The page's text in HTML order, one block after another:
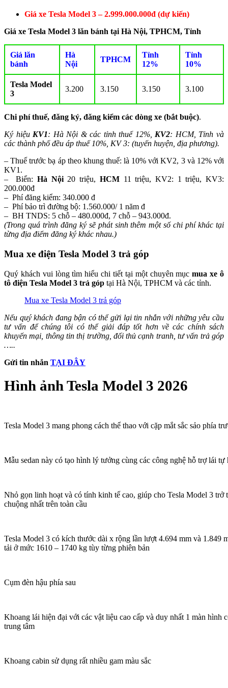
Giá xe Tesla Model 3 – 2.999.000.000đ (dự kiến)
Giá xe Tesla Model 3 lăn bánh tại Hà Nội, TPHCM, Tỉnh
Giá lăn
bánh
Hà
Nội
TPHCM
Tỉnh
12%
Tỉnh
10%
Tesla Model
3
3.200 3.150 3.150 3.100
Chi phí thuế, đăng ký, đăng kiểm các dòng xe (bắt buộc).
Ký hiệu KV1: Hà Nội & các tỉnh thuế 12%, KV2: HCM, Tỉnh và
các thành phố đều áp thuế 10%, KV 3: (tuyến huyện, địa phương).
– Thuế trước bạ áp theo khung thuế: là 10% với KV2, 3 và 12% với
KV1.
– Biển:Hà Nội20 triệu, HCM11 triệu, KV2: 1 triệu, KV3:
200.000đ
– Phí đăng kiểm: 340.000 đ
– Phí bảo trì đường bộ: 1.560.000/ 1 năm đ
– BH TNDS: 5 chỗ – 480.000đ, 7 chỗ – 943.000đ.
(Trong quá trình đăng ký sẽ phát sinh thêm một số chi phí khác tại
từng địa điểm đăng ký khác nhau.)
Mua xe điện Tesla Model 3 trả góp
Quý khách vui lòng tìm hiểu chi tiết tại một chuyên mụcmua xe ô
tô điện Tesla Model 3 trả góp tại Hà Nội, TPHCM và các tỉnh.
Mua xe Tesla Model 3 trả góp
Nếu quý khách đang bận có thể gửi lại tin nhắn với những yêu cầu
tư vấn để chúng tôi có thể giải đáp tốt hơn về các chính sách
khuyến mại, thông tin thị trường, đối thủ cạnh tranh, tư vấn trả góp
…..
Gửi tin nhắn TẠI ĐÂY
Hình ảnh Tesla Model 3 2026
Tesla Model 3 mang phong cách thể thao với cặp mắt sắc sảo phía
Mẫu sedan này có tạo hình lý tưởng cùng các công nghệ hỗ trợ lái tự
Nhỏ gọn linh hoạt và có tính kinh tế cao, giúp cho Tesla Model 3 trở
chuộng nhất trên toàn cầu
Tesla Model 3 có kích thước dài x rộng lần lượt 4.694 mm và 1.849
tải ở mức 1610 – 1740 kg tùy từng phiên bản
Cụm đèn hậu phía sau
Khoang lái hiện đại với các vật liệu cao cấp và duy nhất 1 màn hình
trung tâm
Khoang cabin sử dụng rất nhiều gam màu sắc